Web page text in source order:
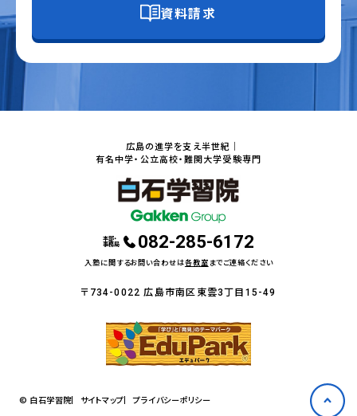
資料請求
広島の進学を支え半世紀｜
有名中学・公立高校・難関大学受験専門
本部・
事務局 082-285-6172
入塾に関するお問い合わせは各教室 までご連絡ください
〒734-0022 広島市南区東雲3丁目15-49
© 白石学習院 サイトマップ プライバシーポリシー